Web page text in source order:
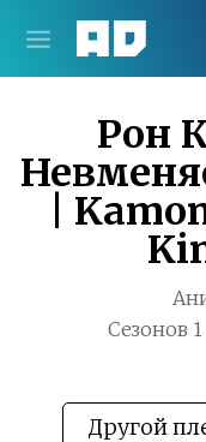
Рон
|
Сезонов 1
Другой